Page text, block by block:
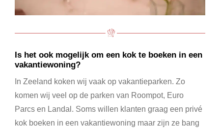
Is het ook mogelijk om een kok te boeken in een
vakantiewoning?
In Zeeland koken wij vaak op vakantieparken. Zo
komen wij veel op de parken van Roompot, Euro
Parcs en Landal. Soms willen klanten graag een privé
kok boeken in een vakantiewoning maar zijn ze bang